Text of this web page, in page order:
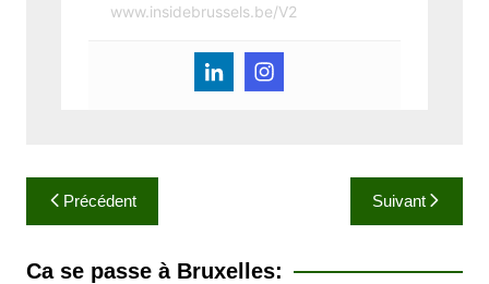
www.insidebrussels.be/V2
a
v
Précédent Suivant
Ca se passe à Bruxelles: